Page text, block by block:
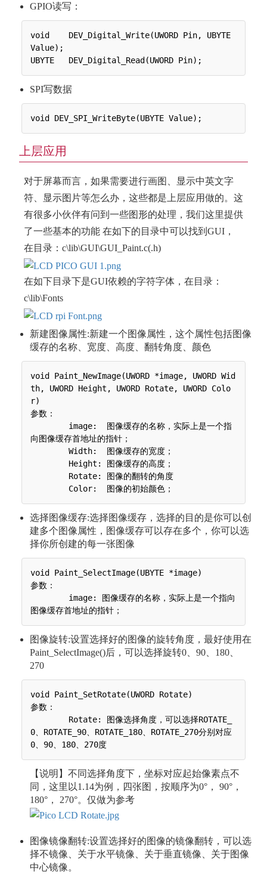
GPIO读写：
void 	DEV_Digital_Write(UWORD Pin, UBYTE
Value);
SPI写数据
上层应用
对于屏幕而言，如果需要进行画图、显示中英文字
符、显示图片等怎么办，这些都是上层应用做的。这
有很多小伙伴有问到一些图形的处理，我们这里提供
了一些基本的功能 在如下的目录中可以找到GUI，
在目录：c\lib\GUI\GUI_Paint.c(.h)
在如下目录下是GUI依赖的字符字体，在目录：
c\lib\Fonts
新建图像属性:新建一个图像属性，这个属性包括图像
缓存的名称、宽度、高度、翻转角度、颜色
void Paint_NewImage(UWORD *image, UWORD Wid
th, UWORD Height, UWORD Rotate, UWORD Colo
r)
参数：
向图像缓存首地址的指针；
选择图像缓存:选择图像缓存，选择的目的是你可以创
建多个图像属性，图像缓存可以存在多个，你可以选
择你所创建的每一张图像
void Paint_SelectImage(UBYTE *image)
参数：
图像旋转:设置选择好的图像的旋转角度，最好使用在
Paint_SelectImage()后，可以选择旋转0、90、180、
270
void Paint_SetRotate(UWORD Rotate)
参数：
0、ROTATE_90、ROTATE_180、ROTATE_270分别对应
【说明】不同选择角度下，坐标对应起始像素点不
同，这里以1.14为例，四张图，按顺序为0°， 90°，
180°， 270°。仅做为参考
图像镜像翻转:设置选择好的图像的镜像翻转，可以选
择不镜像、关于水平镜像、关于垂直镜像、关于图像
中心镜像。